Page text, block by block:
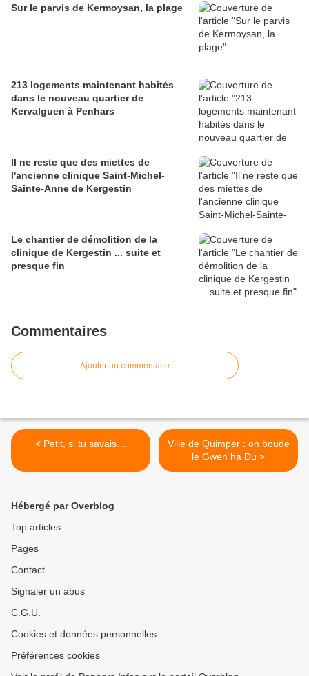
Sur le parvis de Kermoysan, la plage
213 logements maintenant habités
dans le nouveau quartier de
Kervalguen à Penhars
Il ne reste que des miettes de
l'ancienne clinique Saint-Michel-
Sainte-Anne de Kergestin
Le chantier de démolition de la
clinique de Kergestin ... suite et
presque fin
Commentaires
Ajouter un commentaire
< Petit, si tu savais…
Ville de Quimper : on boude
le Gwen ha Du >
Hébergé par Overblog
Top articles
Pages
Contact
Signaler un abus
C.G.U.
Cookies et données personnelles
Préférences cookies